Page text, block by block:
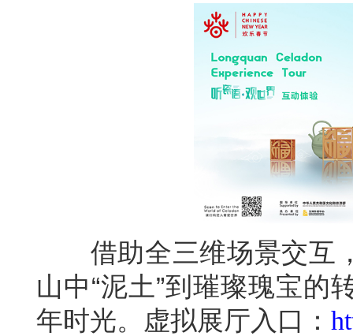
借助全三维场景交互，
山中“泥土”到璀璨瑰宝的
年时光。虚拟展厅入口：